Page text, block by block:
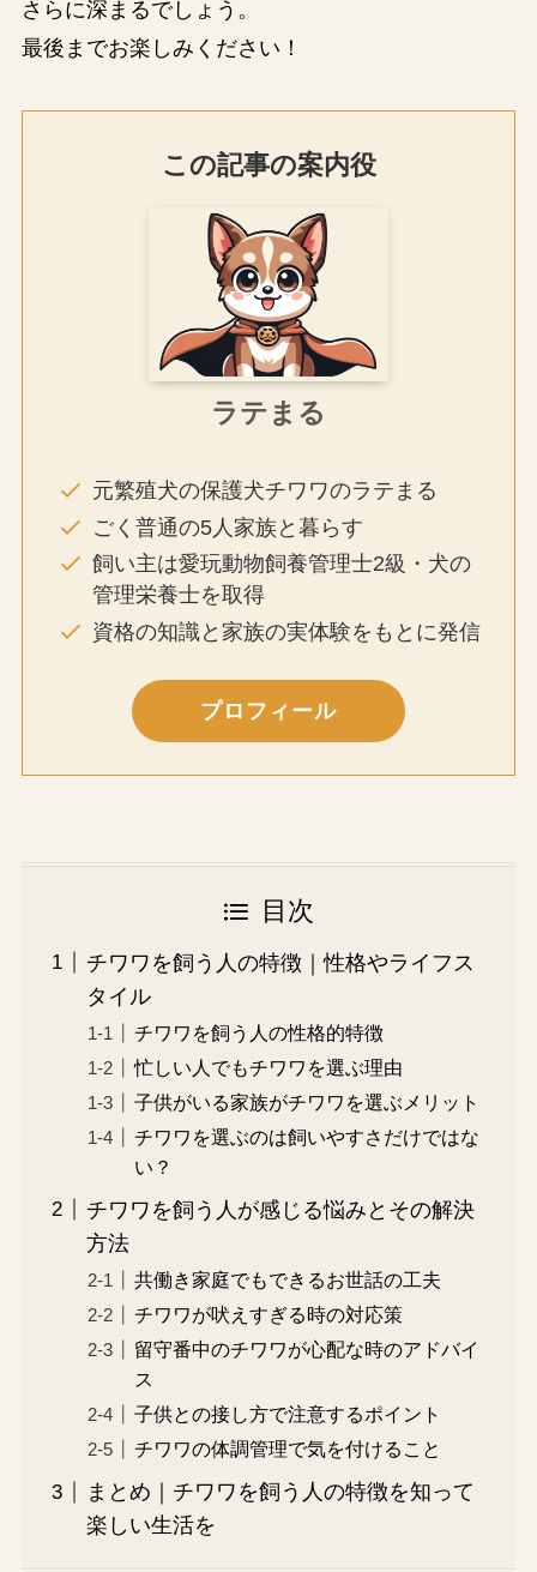
さらに深まるでしょう。
最後までお楽しみください！
この記事の案内役
ラテまる
元繁殖犬の保護犬チワワのラテまる
ごく普通の5人家族と暮らす
飼い主は愛玩動物飼養管理士2級・犬の
管理栄養士を取得
資格の知識と家族の実体験をもとに発信
プロフィール
目次
チワワを飼う人の特徴｜性格やライフス
タイル
チワワを飼う人の性格的特徴
忙しい人でもチワワを選ぶ理由
子供がいる家族がチワワを選ぶメリット
チワワを選ぶのは飼いやすさだけではな
い？
チワワを飼う人が感じる悩みとその解決
方法
共働き家庭でもできるお世話の工夫
チワワが吠えすぎる時の対応策
留守番中のチワワが心配な時のアドバイ
ス
子供との接し方で注意するポイント
チワワの体調管理で気を付けること
まとめ｜チワワを飼う人の特徴を知って
楽しい生活を